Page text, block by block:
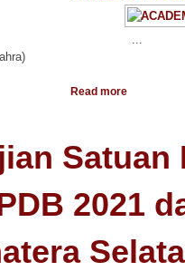
...
Read more
2021